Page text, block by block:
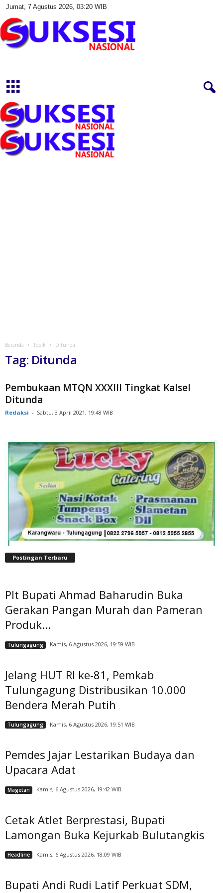
Jumat, 7 Agustus 2026, 03:20 WIB
s
i
a
s
Beranda Topik Ditunda
Tag: Ditunda
Pembukaan MTQN XXXIII Tingkat Kalsel
Ditunda
Redaksi - Sabtu, 3 April 2021, 19:48 WIB
Postingan Terbaru
Plt Bupati Ahmad Baharudin Buka
Gerakan Pangan Murah dan Pameran
Produk...
Tulungagung Kamis, 6 Agustus 2026, 19:59 WIB
Jelang HUT RI ke-81, Pemkab
Tulungagung Distribusikan 10.000
Bendera Merah Putih
Tulungagung Kamis, 6 Agustus 2026, 19:51 WIB
Pemdes Jajar Lestarikan Budaya dan
Upacara Adat
Magetan Kamis, 6 Agustus 2026, 19:42 WIB
Cetak Atlet Berprestasi, Bupati
Lamongan Buka Kejurkab Bulutangkis
Headline Kamis, 6 Agustus 2026, 18:09 WIB
Bupati Andi Rudi Latif Perkuat SDM,